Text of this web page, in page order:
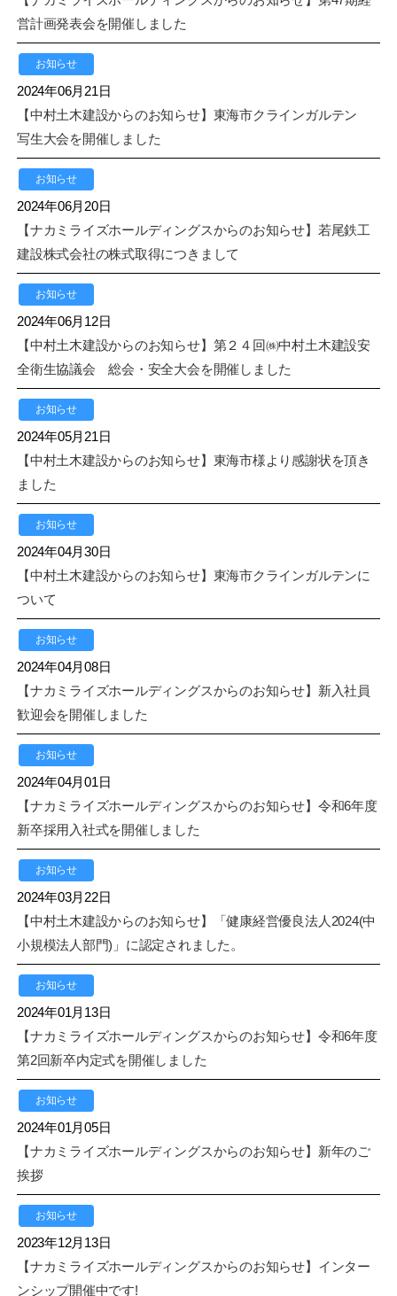
営計画発表会を開催しました
お知らせ
2024年06月21日
【中村土木建設からのお知らせ】東海市クラインガルテン
写生大会を開催しました
お知らせ
2024年06月20日
【ナカミライズホールディングスからのお知らせ】若尾鉄工
建設株式会社の株式取得につきまして
お知らせ
2024年06月12日
【中村土木建設からのお知らせ】第２４回㈱中村土木建設安
全衛生協議会 総会・安全大会を開催しました
お知らせ
2024年05月21日
【中村土木建設からのお知らせ】東海市様より感謝状を頂き
ました
お知らせ
2024年04月30日
【中村土木建設からのお知らせ】東海市クラインガルテンに
ついて
お知らせ
2024年04月08日
【ナカミライズホールディングスからのお知らせ】新入社員
歓迎会を開催しました
お知らせ
2024年04月01日
【ナカミライズホールディングスからのお知らせ】令和6年度
新卒採用入社式を開催しました
お知らせ
2024年03月22日
【中村土木建設からのお知らせ】「健康経営優良法人2024(中
小規模法人部門)」に認定されました。
お知らせ
2024年01月13日
【ナカミライズホールディングスからのお知らせ】令和6年度
第2回新卒内定式を開催しました
お知らせ
2024年01月05日
【ナカミライズホールディングスからのお知らせ】新年のご
挨拶
お知らせ
2023年12月13日
【ナカミライズホールディングスからのお知らせ】インター
ンシップ開催中です!